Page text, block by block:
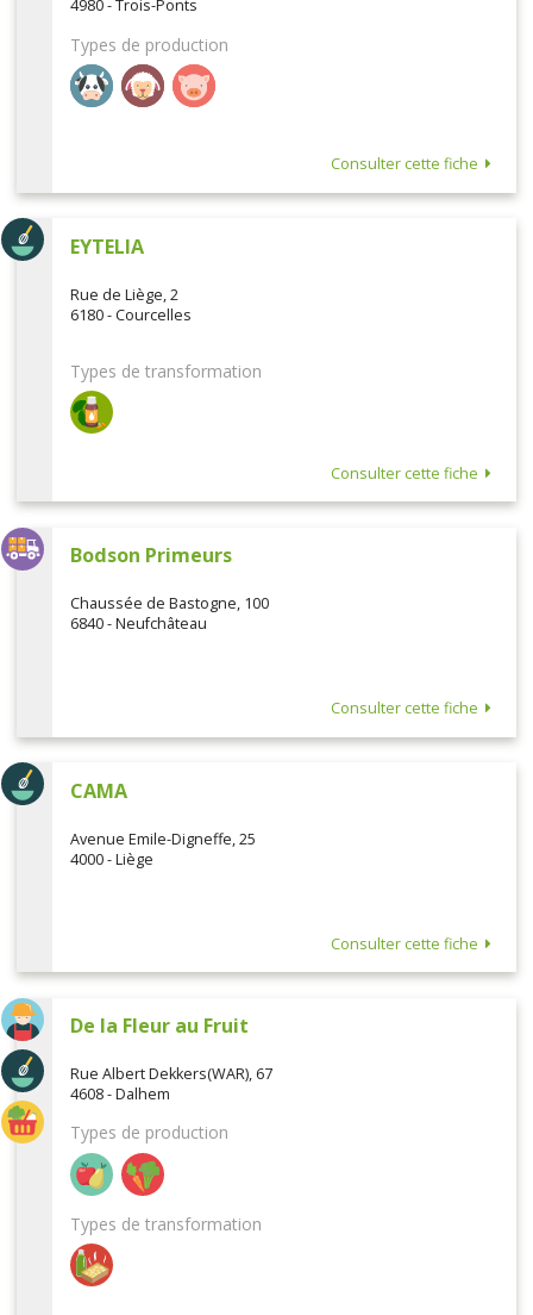
4980 - Trois-Ponts
Types de production
Consulter cette fiche
EYTELIA
Rue de Liège, 2
6180 - Courcelles
Types de transformation
Consulter cette fiche
Bodson Primeurs
Chaussée de Bastogne, 100
6840 - Neufchâteau
Consulter cette fiche
CAMA
Avenue Emile-Digneffe, 25
4000 - Liège
Consulter cette fiche
De la Fleur au Fruit
Rue Albert Dekkers(WAR), 67
4608 - Dalhem
Types de production
Types de transformation